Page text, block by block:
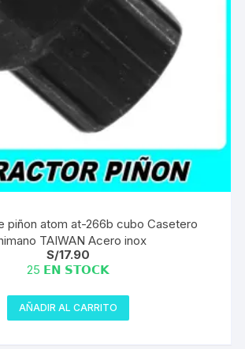
piñon atom at-266b cubo Casetero
TAIWAN Acero inox
S/17.90
25 𝗘𝗡 𝗦𝗧𝗢𝗖𝗞
AÑADIR AL CARRITO